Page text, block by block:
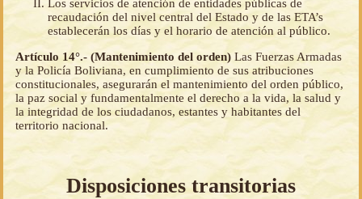
Los servicios de atención de entidades públicas de
recaudación del nivel central del Estado y de las ETA’s
establecerán los días y el horario de atención al público.
Artículo 14°.- (Mantenimiento del orden) Las Fuerzas Armadas
y la Policía Boliviana, en cumplimiento de sus atribuciones
constitucionales, asegurarán el mantenimiento del orden público,
la paz social y fundamentalmente el derecho a la vida, la salud y
la integridad de los ciudadanos, estantes y habitantes del
territorio nacional.
Disposiciones transitorias